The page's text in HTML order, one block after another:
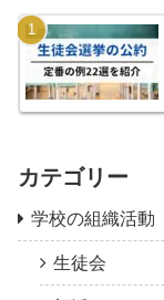
カテゴリー
学校の組織活動
生徒会